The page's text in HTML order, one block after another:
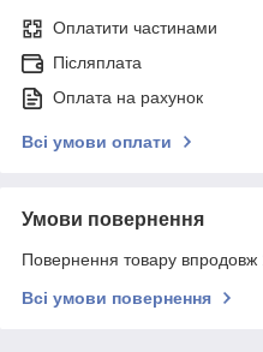
Оплатити частинами
Післяплата
Оплата на рахунок
Всі умови оплати
Умови повернення
Повернення товару впродовж
Всі умови повернення